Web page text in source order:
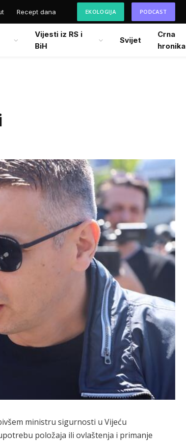
Recept dana EKOLOGIJA PODCAST
Vijesti iz RS i
BiH
Svijet
Crna
hronika
ministru sigurnosti u Vijeću
položaja ili ovlaštenja i primanje